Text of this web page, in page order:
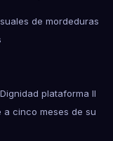
de mordeduras
plataforma II
cinco meses de su